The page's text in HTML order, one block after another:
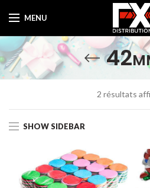
MENU
2 résultats
SHOW SIDEBAR